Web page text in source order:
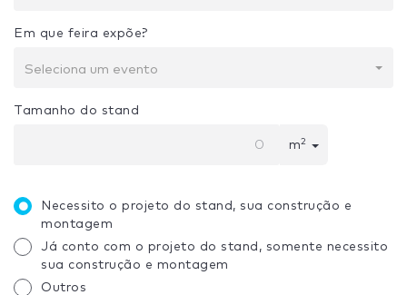
Em que feira expõe?
Seleciona um evento
Tamanho do stand
m2
Necessito o projeto do stand, sua construção e
montagem
Já conto com o projeto do stand, somente necessito
sua construção e montagem
Outros